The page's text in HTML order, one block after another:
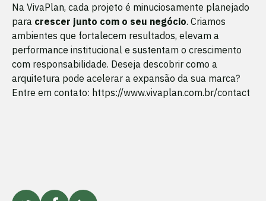
Na VivaPlan, cada projeto é minuciosamente planejado
para crescer junto com o seu negócio. Criamos
ambientes que fortalecem resultados, elevam a
performance institucional e sustentam o crescimento
com responsabilidade. Deseja descobrir como a
arquitetura pode acelerar a expansão da sua marca?
Entre em contato: https://www.vivaplan.com.br/contact